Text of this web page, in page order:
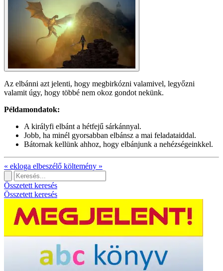
Az elbánni azt jelenti, hogy megbirkózni valamivel, legyőzni
valamit úgy, hogy többé nem okoz gondot nekünk.
Példamondatok:
A királyfi elbánt a hétfejű sárkánnyal.
Jobb, ha minél gyorsabban elbánsz a mai feladataiddal.
Bátornak kellünk ahhoz, hogy elbánjunk a nehézségeinkkel.
« ekloga elbeszélő költemény »
Összetett keresés
Összetett keresés